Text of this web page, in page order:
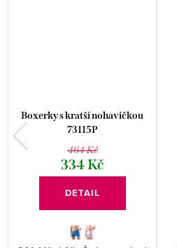
Boxerky s kratší nohavičkou
73115P
464 Kč
334 Kč
DETAIL